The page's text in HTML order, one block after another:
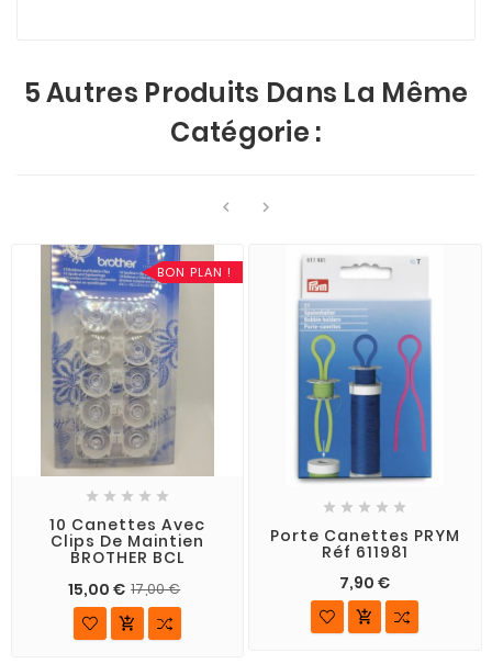
5 Autres Produits Dans La Même
Catégorie :
 
BON PLAN !
    
10 Canettes Avec
Clips De Maintien
BROTHER BCL
15,00 € 17,00 €

    
Porte Canettes PRYM
Réf 611981
7,90 €
